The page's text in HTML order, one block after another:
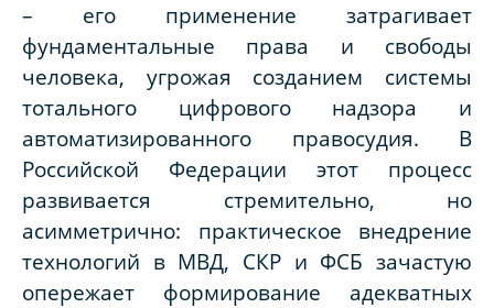
– его применение затрагивает
фундаментальные права и свободы
человека, угрожая созданием системы
тотального цифрового надзора и
автоматизированного правосудия. В
Российской Федерации этот процесс
развивается стремительно, но
асимметрично: практическое внедрение
технологий в МВД, СКР и ФСБ зачастую
опережает формирование адекватных